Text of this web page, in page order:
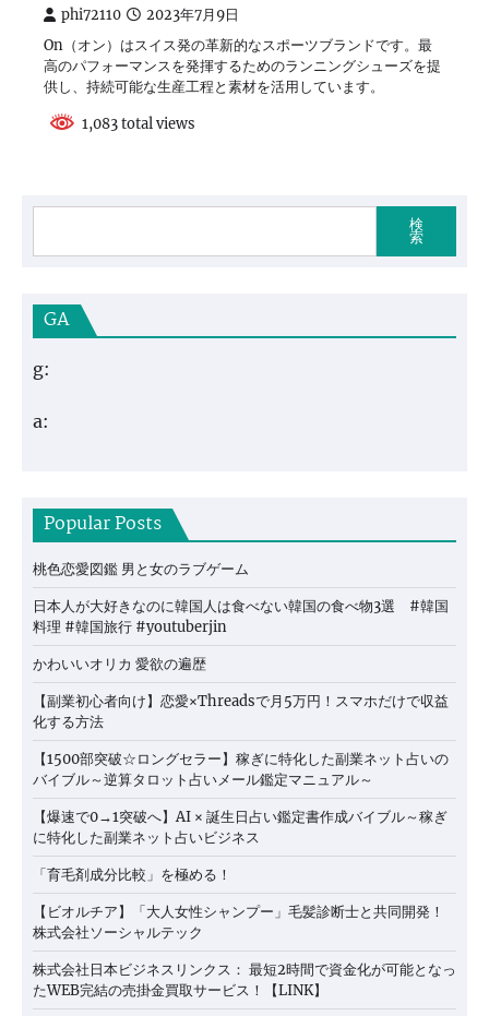
phi72110 2023年7月9日
On（オン）はスイス発の革新的なスポーツブランドです。最
高のパフォーマンスを発揮するためのランニングシューズを提
供し、持続可能な生産工程と素材を活用しています。
1,083 total views
検
索
GA
g:
a:
Popular Posts
桃色恋愛図鑑 男と女のラブゲーム
日本人が大好きなのに韓国人は食べない韓国の食べ物3選 #韓国
料理 #韓国旅行 #youtuberjin
かわいいオリカ 愛欲の遍歴
【副業初心者向け】恋愛×Threadsで月5万円！スマホだけで収益
化する方法
【1500部突破☆ロングセラー】稼ぎに特化した副業ネット占いの
バイブル～逆算タロット占いメール鑑定マニュアル～
【爆速で0→1突破へ】AI × 誕生日占い鑑定書作成バイブル～稼ぎ
に特化した副業ネット占いビジネス
「育毛剤成分比較」を極める！
【ビオルチア】「大人女性シャンプー」毛髪診断士と共同開発！
株式会社ソーシャルテック
株式会社日本ビジネスリンクス： 最短2時間で資金化が可能となっ
たWEB完結の売掛金買取サービス！【LINK】